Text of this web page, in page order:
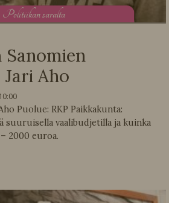
Politiikan saralta
Sanomien
Aho
10:00
Puolue: RKP Paikkakunta:
suuruisella vaalibudjetilla ja kuinka
2000 euroa.